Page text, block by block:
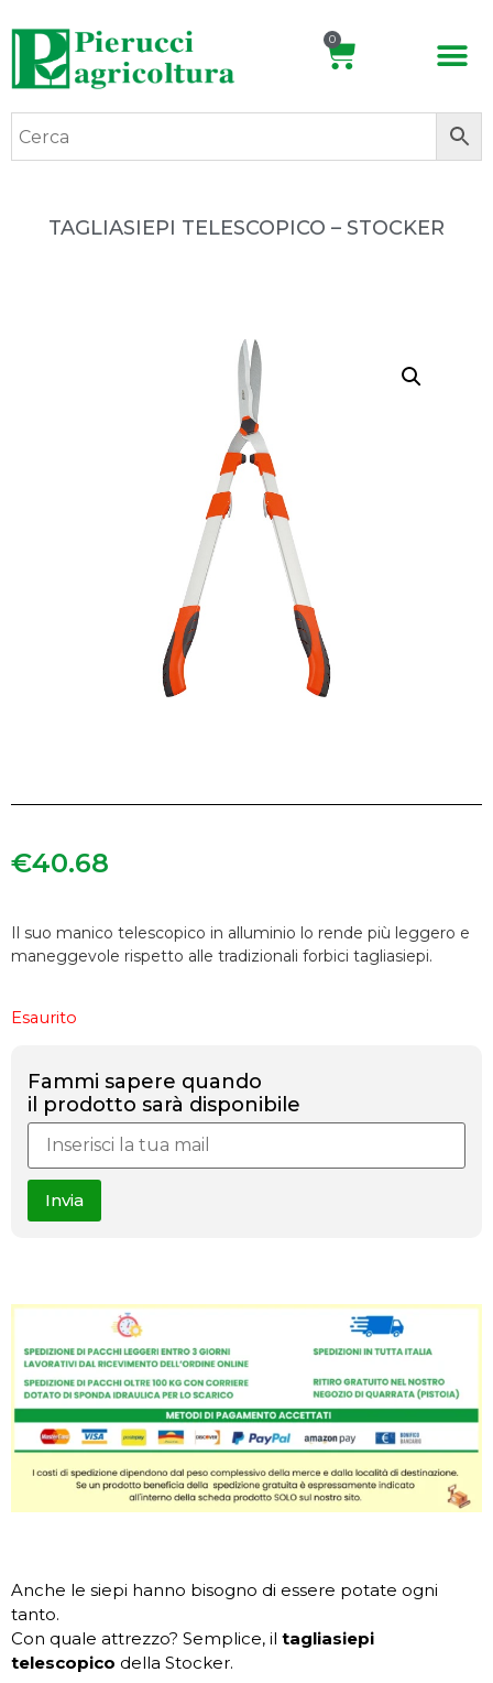
0
TAGLIASIEPI TELESCOPICO – STOCKER
€40.68
Il suo manico telescopico in alluminio lo rende più leggero e
maneggevole rispetto alle tradizionali forbici tagliasiepi.
Esaurito
Fammi sapere quando
il prodotto sarà disponibile
Invia
Anche le siepi hanno bisogno di essere potate ogni
tanto.
Con quale attrezzo? Semplice, il tagliasiepi
telescopico della Stocker.